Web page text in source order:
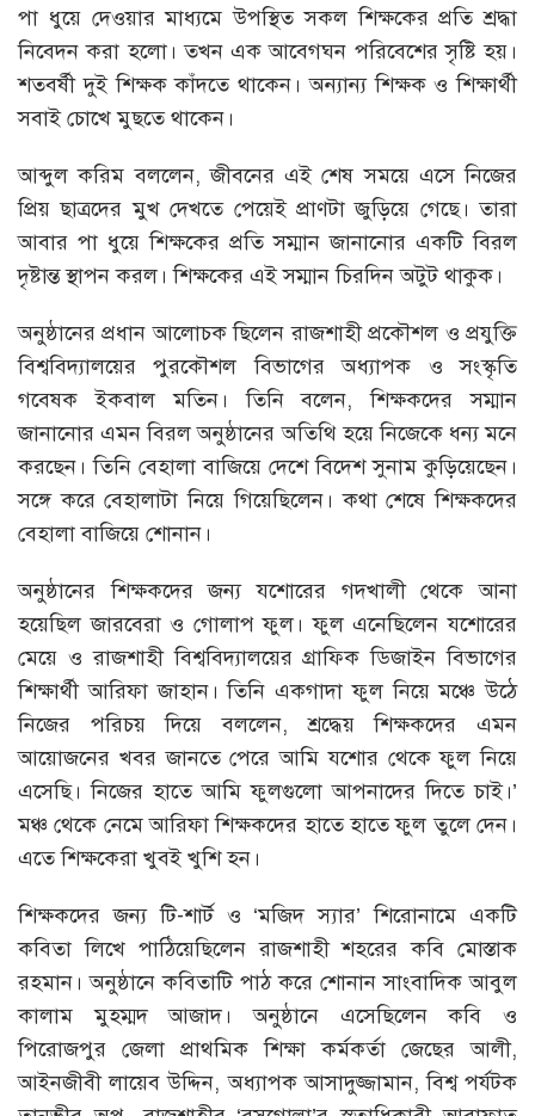
পা ধুয়ে দেওয়ার মাধ্যমে উপস্থিত সকল শিক্ষকের প্রতি শ্রদ্ধা
নিবেদন করা হলো। তখন এক আবেগঘন পরিবেশের সৃষ্টি হয়।
শতবর্ষী দুই শিক্ষক কাঁদতে থাকেন। অন্যান্য শিক্ষক ও শিক্ষার্থী
সবাই চোখে মুছতে থাকেন।
আব্দুল করিম বললেন, জীবনের এই শেষ সময়ে এসে নিজের
প্রিয় ছাত্রদের মুখ দেখতে পেয়েই প্রাণটা জুড়িয়ে গেছে। তারা
আবার পা ধুয়ে শিক্ষকের প্রতি সম্মান জানানোর একটি বিরল
দৃষ্টান্ত স্থাপন করল। শিক্ষকের এই সম্মান চিরদিন অটুট থাকুক।
অনুষ্ঠানের প্রধান আলোচক ছিলেন রাজশাহী প্রকৌশল ও প্রযুক্তি
বিশ্ববিদ্যালয়ের পুরকৌশল বিভাগের অধ্যাপক ও সংস্কৃতি
গবেষক ইকবাল মতিন। তিনি বলেন, শিক্ষকদের সম্মান
জানানোর এমন বিরল অনুষ্ঠানের অতিথি হয়ে নিজেকে ধন্য মনে
করছেন। তিনি বেহালা বাজিয়ে দেশে বিদেশ সুনাম কুড়িয়েছেন।
সঙ্গে করে বেহালাটা নিয়ে গিয়েছিলেন। কথা শেষে শিক্ষকদের
বেহালা বাজিয়ে শোনান।
অনুষ্ঠানের শিক্ষকদের জন্য যশোরের গদখালী থেকে আনা
হয়েছিল জারবেরা ও গোলাপ ফুল। ফুল এনেছিলেন যশোরের
মেয়ে ও রাজশাহী বিশ্ববিদ্যালয়ের গ্রাফিক ডিজাইন বিভাগের
শিক্ষার্থী আরিফা জাহান। তিনি একগাদা ফুল নিয়ে মঞ্চে উঠে
নিজের পরিচয় দিয়ে বললেন, শ্রদ্ধেয় শিক্ষকদের এমন
আয়োজনের খবর জানতে পেরে আমি যশোর থেকে ফুল নিয়ে
এসেছি। নিজের হাতে আমি ফুলগুলো আপনাদের দিতে চাই।’
মঞ্চ থেকে নেমে আরিফা শিক্ষকদের হাতে হাতে ফুল তুলে দেন।
এতে শিক্ষকেরা খুবই খুশি হন।
শিক্ষকদের জন্য টি-শার্ট ও ‘মজিদ স্যার’ শিরোনামে একটি
কবিতা লিখে পাঠিয়েছিলেন রাজশাহী শহরের কবি মোস্তাক
রহমান। অনুষ্ঠানে কবিতাটি পাঠ করে শোনান সাংবাদিক আবুল
কালাম মুহম্মদ আজাদ। অনুষ্ঠানে এসেছিলেন কবি ও
পিরোজপুর জেলা প্রাথমিক শিক্ষা কর্মকর্তা জেছের আলী,
আইনজীবী লায়েব উদ্দিন, অধ্যাপক আসাদুজ্জামান, বিশ্ব পর্যটক